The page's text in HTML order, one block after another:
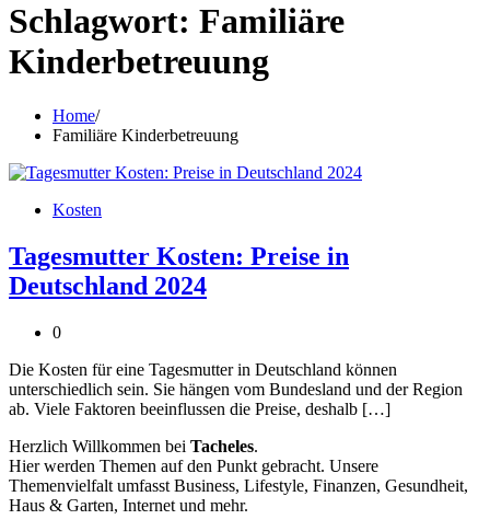
Schlagwort: Familiäre
Kinderbetreuung
Home
Familiäre Kinderbetreuung
Kosten
Tagesmutter Kosten: Preise in
Deutschland 2024
0
Die Kosten für eine Tagesmutter in Deutschland können
unterschiedlich sein. Sie hängen vom Bundesland und der Region
ab. Viele Faktoren beeinflussen die Preise, deshalb […]
Herzlich Willkommen bei Tacheles.
Hier werden Themen auf den Punkt gebracht. Unsere
Themenvielfalt umfasst Business, Lifestyle, Finanzen, Gesundheit,
Haus & Garten, Internet und mehr.